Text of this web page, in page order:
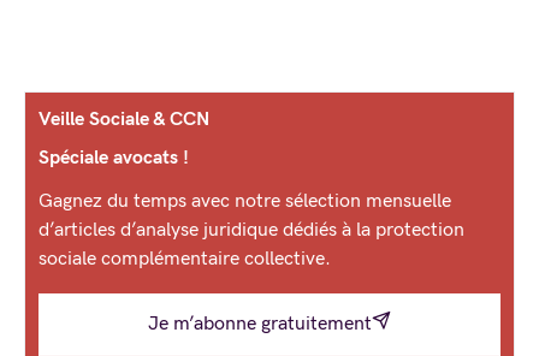
Veille Sociale & CCN
Spéciale avocats !
Gagnez du temps avec notre sélection mensuelle
d’articles d’analyse juridique dédiés à la protection
sociale complémentaire collective.
Je m’abonne gratuitement